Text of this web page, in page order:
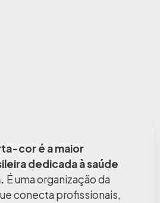
cor é a maior
dedicada à saúde
É uma organização da
conecta profissionais,